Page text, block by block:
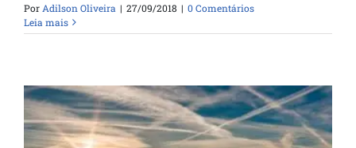
Por Adilson Oliveira | 27/09/2018 | 0 Comentários
Leia mais